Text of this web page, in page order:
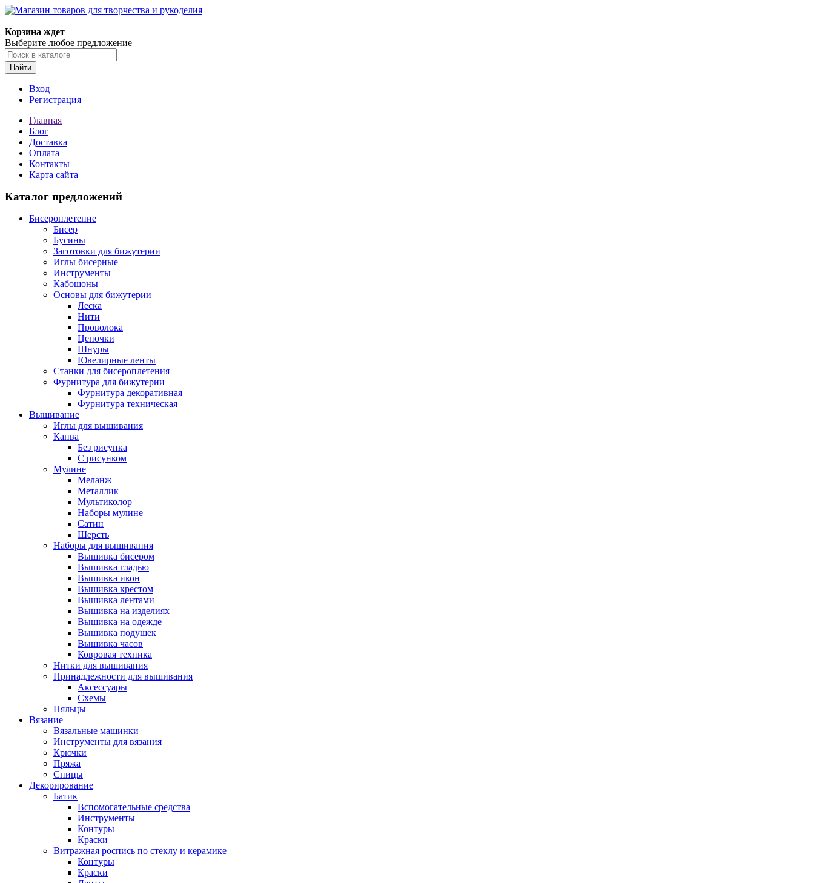
Корзина ждет
Выберите любое предложение
Найти
Вход
Регистрация
Главная
Блог
Доставка
Оплата
Контакты
Карта сайта
Каталог предложений
Бисероплетение
Бисер
Бусины
Заготовки для бижутерии
Иглы бисерные
Инструменты
Кабошоны
Основы для бижутерии
Леска
Нити
Проволока
Цепочки
Шнуры
Ювелирные ленты
Станки для бисероплетения
Фурнитура для бижутерии
Фурнитура декоративная
Фурнитура техническая
Вышивание
Иглы для вышивания
Канва
Без рисунка
С рисунком
Мулине
Меланж
Металлик
Мультиколор
Наборы мулине
Сатин
Шерсть
Наборы для вышивания
Вышивка бисером
Вышивка гладью
Вышивка икон
Вышивка крестом
Вышивка лентами
Вышивка на изделиях
Вышивка на одежде
Вышивка подушек
Вышивка часов
Ковровая техника
Нитки для вышивания
Принадлежности для вышивания
Аксессуары
Схемы
Пяльцы
Вязание
Вязальные машинки
Инструменты для вязания
Крючки
Пряжа
Спицы
Декорирование
Батик
Вспомогательные средства
Инструменты
Контуры
Краски
Витражная роспись по стеклу и керамике
Контуры
Краски